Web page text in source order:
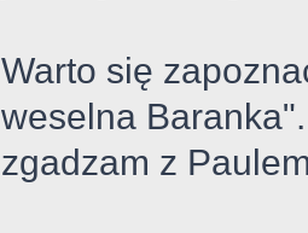
Warto się
weselna
zgadzam z